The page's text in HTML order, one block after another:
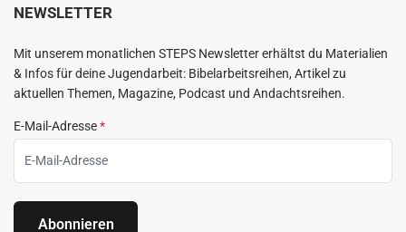
NEWSLETTER
Mit unserem monatlichen STEPS Newsletter erhältst du Materialien
& Infos für deine Jugendarbeit: Bibelarbeitsreihen, Artikel zu
aktuellen Themen, Magazine, Podcast und Andachtsreihen.
E-Mail-Adresse*
Abonnieren